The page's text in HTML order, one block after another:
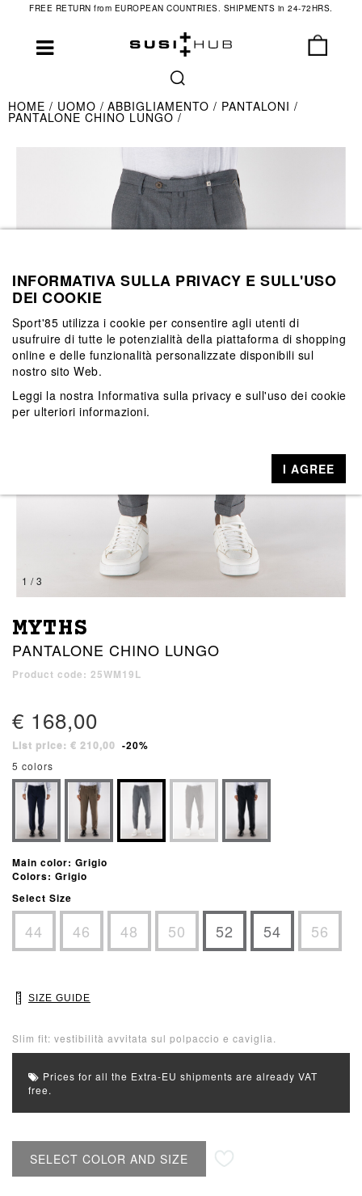
FREE RETURN from EUROPEAN COUNTRIES. SHIPMENTS in 24-72HRS.
HOME UOMO ABBIGLIAMENTO PANTALONI
PANTALONE CHINO LUNGO
1 / 3
MYTHS
PANTALONE CHINO LUNGO
Product code: 25WM19L
€ 168,00
List price: € 210,00 -20%
5 colors
Main color: Grigio
Colors: Grigio
Select Size
44 46 48 50 52 54 56
SIZE GUIDE
Slim fit: vestibilità avvitata sul polpaccio e caviglia.
Prices for all the Extra-EU shipments are already VAT
free.
SELECT COLOR AND SIZE
INFORMATIVA SULLA PRIVACY E SULL'USO
DEI COOKIE
Sport'85 utilizza i cookie per consentire agli utenti di
usufruire di tutte le potenzialità della piattaforma di shopping
online e delle funzionalità personalizzate disponibili sul
nostro sito Web.
Leggi la nostra Informativa sulla privacy e sull'uso dei cookie
per ulteriori informazioni.
I AGREE